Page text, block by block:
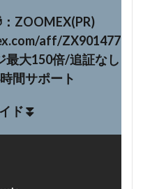
ZOOMEX(PR)
aff/ZX901477
最大150倍/追証なし
間サポート
ド⏬